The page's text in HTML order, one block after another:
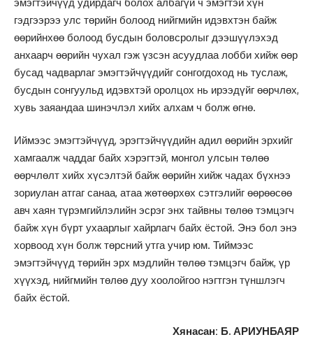
гэдгээрээ улс төрийн болоод нийгмийн идэвхтэн байж
өөрийнхөө болоод бусдын боловсролыг дээшүүлэхэд
анхаарч өөрийн чухал гэж үзсэн асуудлаа лобби хийж өөр
бусад чадварлаг эмэгтэйчүүдийг сонгогдоход нь туслаж,
бусдын сонгуульд идэвхтэй оролцох нь ирээдүйг өөрчлөх,
хувь заяандаа шинэчлэл хийх алхам ч болж өгнө.
Иймээс эмэгтэйчүүд, эрэгтэйчүүдийн адил өөрийн эрхийг
хамгаалж чаддаг байх хэрэгтэй, монгол улсын төлөө
өөрчлөлт хийх хүсэлтэй байж өөрийн хийж чадах бүхнээ
зориулан атгаг санаа, атаа жөтөөрхөх сэтгэлийг өөрөөсөө
авч хаян түрэмгийлэлийн эсрэг энх тайвны төлөө тэмцэгч
байж хүн бүрт ухаарлыг хайрлагч байх ёстой. Энэ бол энэ
хорвоод хүн болж төрсний утга учир юм. Тиймээс
эмэгтэйчүүд төрийн эрх мэдлийн төлөө тэмцэгч байж, үр
хүүхэд, нийгмийн төлөө дуу хоолойгоо нэгтгэн түншлэгч
байх ёстой.
Хянасан: Б. АРИУНБАЯР